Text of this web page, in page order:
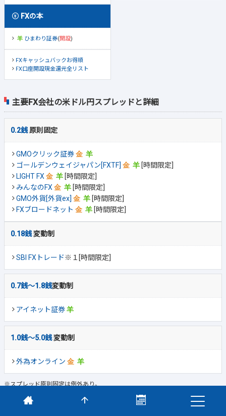
主要FX会社の米ドル円スプレッドと詳細
0.2銭原則固定
GMOクリック証券
ゴールデンウェイジャパン[FXTF]
[時間限定]
LIGHT FX
[時間限定]
みんなのFX
[時間限定]
GMO外貨[外貨ex]
[時間限定]
FXブロードネット
[時間限定]
0.18銭変動制
SBI FXトレード※１[時間限定]
0.7銭～1.8銭変動制
アイネット証券
1.0銭～5.0銭変動制
外為オンライン
※スプレッド原則固定は例外あり。
FXの本
ひまわり証券(開設)
FXキャッシュバックお得順
FX口座開設現金還元全リスト